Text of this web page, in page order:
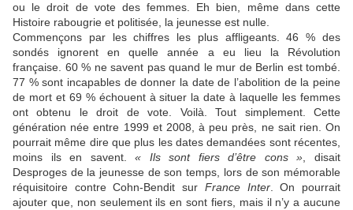
ou le droit de vote des femmes. Eh bien, même dans cette
Histoire rabougrie et politisée, la jeunesse est nulle.
Commençons par les chiffres les plus affligeants. 46 % des
sondés ignorent en quelle année a eu lieu la Révolution
française. 60 % ne savent pas quand le mur de Berlin est tombé.
77 % sont incapables de donner la date de l’abolition de la peine
de mort et 69 % échouent à situer la date à laquelle les femmes
ont obtenu le droit de vote. Voilà. Tout simplement. Cette
génération née entre 1999 et 2008, à peu près, ne sait rien. On
pourrait même dire que plus les dates demandées sont récentes,
moins ils en savent.« Ils sont fiers d’être cons » , disait
Desproges de la jeunesse de son temps, lors de son mémorable
réquisitoire contre Cohn-Bendit sur France Inter. On pourrait
ajouter que, non seulement ils en sont fiers, mais il n’y a aucune